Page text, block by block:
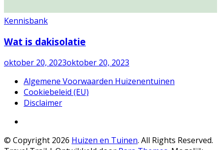
Kennisbank
Wat is dakisolatie
oktober 20, 2023oktober 20, 2023
Algemene Voorwaarden Huizenentuinen
Cookiebeleid (EU)
Disclaimer
© Copyright 2026 Huizen en Tuinen. All Rights Reserved.